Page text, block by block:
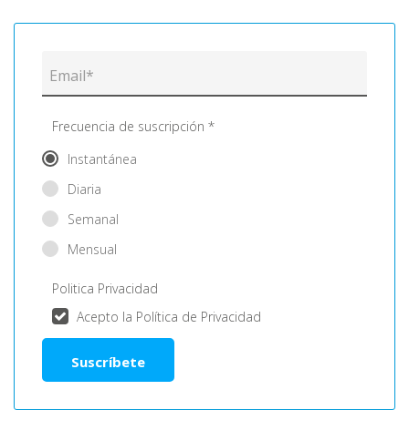
Frecuencia de suscripción *
Instantánea
Diaria
Semanal
Mensual
Politica Privacidad
Acepto la Política de Privacidad